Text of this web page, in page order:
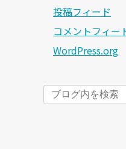
投稿フィード
コメントフィー
WordPress.org